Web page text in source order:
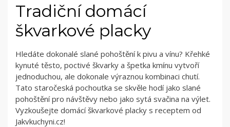
Tradiční domácí
škvarkové placky
Hledáte dokonalé slané pohoštění k pivu a vínu? Křehké
kynuté těsto, poctivé škvarky a špetka kmínu vytvoří
jednoduchou, ale dokonale výraznou kombinaci chutí.
Tato staročeská pochoutka se skvěle hodí jako slané
pohoštění pro návštěvy nebo jako sytá svačina na výlet.
Vyzkoušejte domácí škvarkové placky s receptem od
Jakvkuchyni.cz!